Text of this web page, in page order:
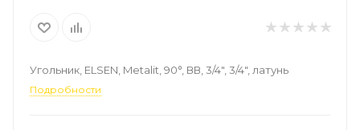
Угольник, ELSEN, Metalit, 90°, ВВ, 3/4", 3/4", латунь
Подробности